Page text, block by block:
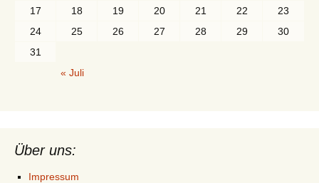
17
18 19 20 21 22
23
24
25 26 27 28 29
30
31
« Juli
Über uns:
Impressum